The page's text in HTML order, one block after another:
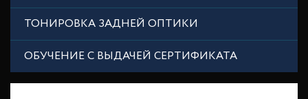
ТОНИРОВКА ЗАДНЕЙ ОПТИКИ
ОБУЧЕНИЕ С ВЫДАЧЕЙ СЕРТИФИКАТА